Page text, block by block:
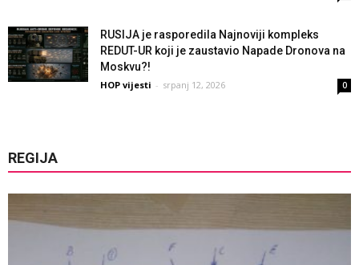
RUSIJA je rasporedila Najnoviji kompleks
REDUT-UR koji je zaustavio Napade Dronova na
Moskvu?!
HOP vijesti - srpanj 12, 2026 0
REGIJA